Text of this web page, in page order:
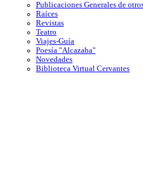
Publicaciones Generales de
Raíces
Revistas
Teatro
Viajes-Guía
Poesía "Alcazaba"
Novedades
Biblioteca Virtual Cervantes